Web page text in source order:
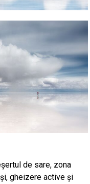
de sare, zona
gheizere active și